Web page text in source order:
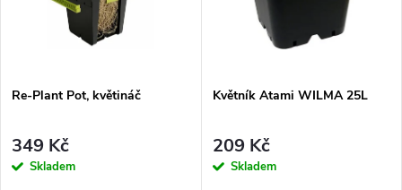
p
r
s
p
r
Re-Plant Pot, květináč
349 Kč
Skladem
Květník Atami WILMA 25L
209 Kč
Skladem